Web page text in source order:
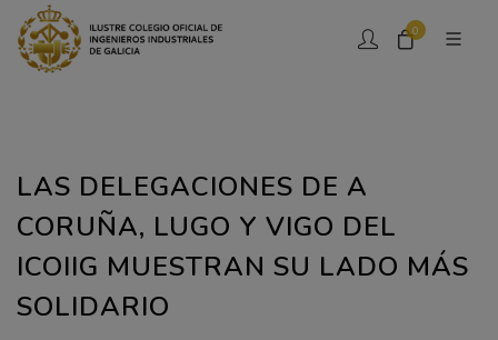
0
LAS DELEGACIONES DE A
CORUÑA, LUGO Y VIGO DEL
ICOIIG MUESTRAN SU LADO MÁS
SOLIDARIO